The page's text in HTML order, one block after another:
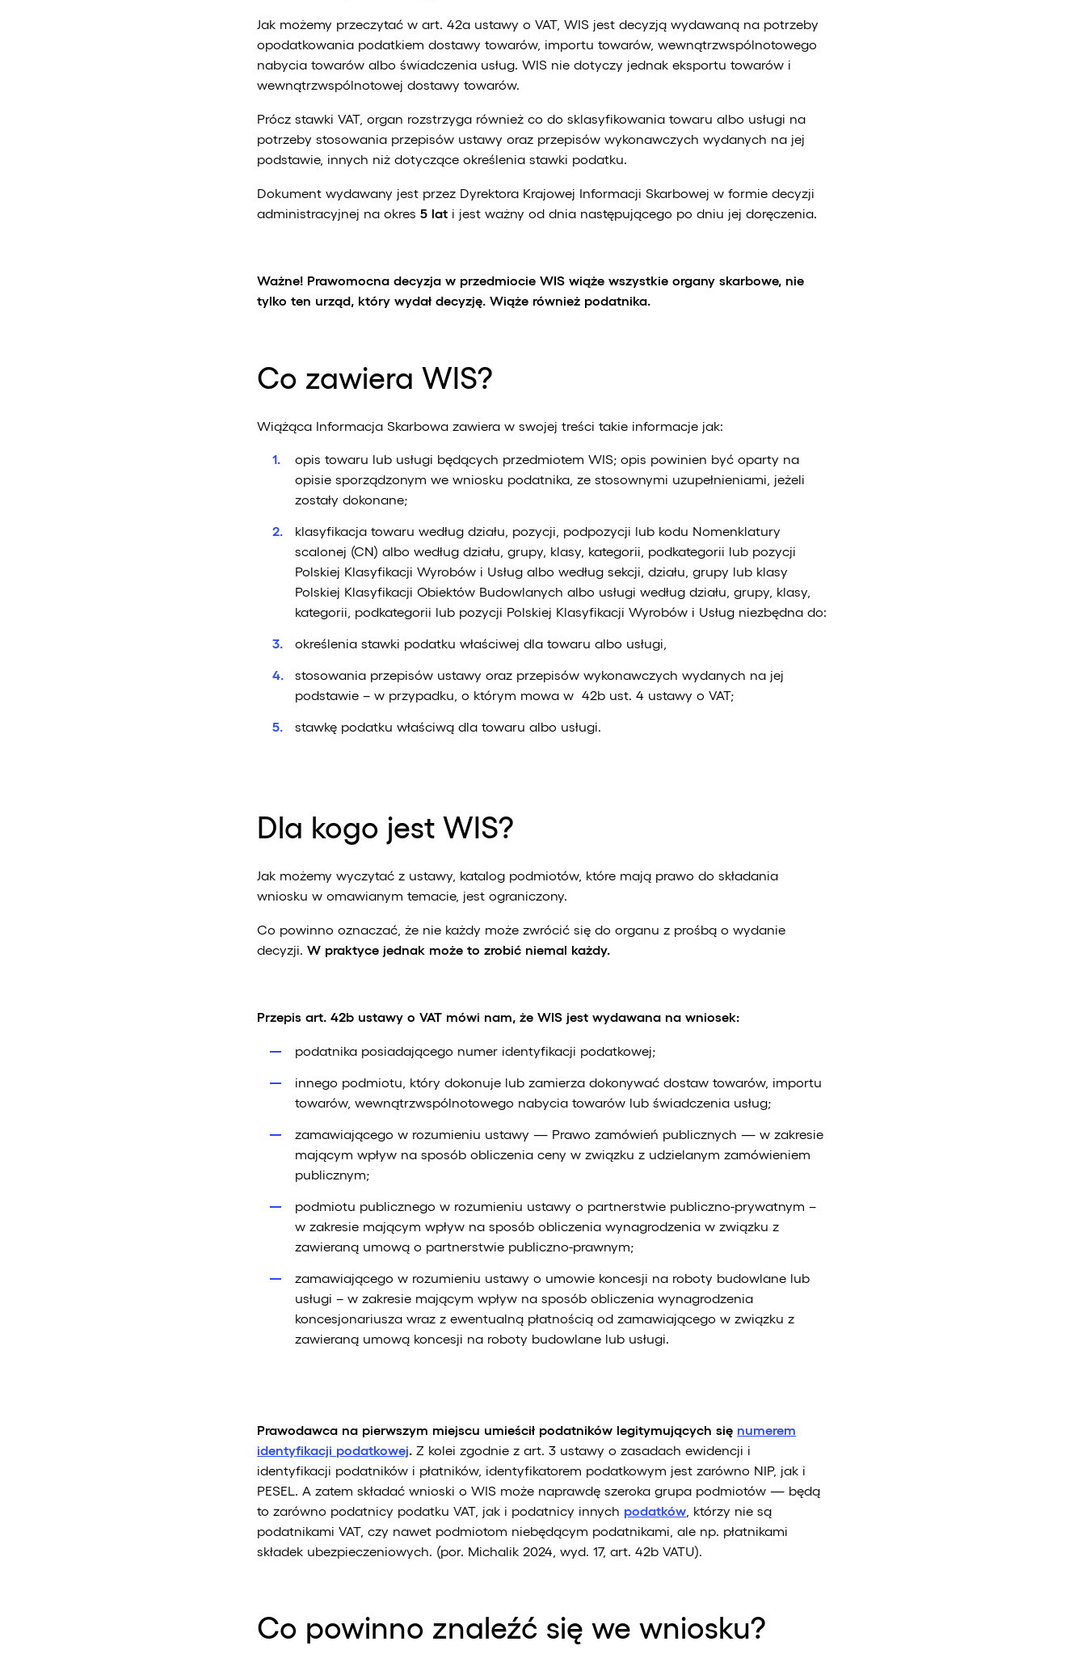
Jak możemy przeczytać w art. 42a ustawy o VAT, WIS jest decyzją wydawaną na potrzeby
opodatkowania podatkiem dostawy towarów, importu towarów, wewnątrzwspólnotowego
nabycia towarów albo świadczenia usług. WIS nie dotyczy jednak eksportu towarów i
wewnątrzwspólnotowej dostawy towarów.
Prócz stawki VAT, organ rozstrzyga również co do sklasyfikowania towaru albo usługi na
potrzeby stosowania przepisów ustawy oraz przepisów wykonawczych wydanych na jej
podstawie, innych niż dotyczące określenia stawki podatku.
Dokument wydawany jest przez Dyrektora Krajowej Informacji Skarbowej w formie decyzji
administracyjnej na okres5 lat i jest ważny od dnia następującego po dniu jej doręczenia.
Ważne! Prawomocna decyzja w przedmiocie WIS wiąże wszystkie organy skarbowe, nie
tylko ten urząd, który wydał decyzję. Wiąże również podatnika.
Co zawiera WIS?
Wiążąca Informacja Skarbowa zawiera w swojej treści takie informacje jak:
opis towaru lub usługi będących przedmiotem WIS; opis powinien być oparty na
opisie sporządzonym we wniosku podatnika, ze stosownymi uzupełnieniami, jeżeli
zostały dokonane;
klasyfikacja towaru według działu, pozycji, podpozycji lub kodu Nomenklatury
scalonej (CN) albo według działu, grupy, klasy, kategorii, podkategorii lub pozycji
Polskiej Klasyfikacji Wyrobów i Usług albo według sekcji, działu, grupy lub klasy
Polskiej Klasyfikacji Obiektów Budowlanych albo usługi według działu, grupy, klasy,
kategorii, podkategorii lub pozycji Polskiej Klasyfikacji Wyrobów i Usług niezbędna do:
określenia stawki podatku właściwej dla towaru albo usługi,
stosowania przepisów ustawy oraz przepisów wykonawczych wydanych na jej
podstawie – w przypadku, o którym mowa w 42b ust. 4 ustawy o VAT;
stawkę podatku właściwą dla towaru albo usługi.
Dla kogo jest WIS?
Jak możemy wyczytać z ustawy, katalog podmiotów, które mają prawo do składania
wniosku w omawianym temacie, jest ograniczony.
Co powinno oznaczać, że nie każdy może zwrócić się do organu z prośbą o wydanie
decyzji.W praktyce jednak może to zrobić niemal każdy.
Przepis art. 42b ustawy o VAT mówi nam, że WIS jest wydawana na wniosek:
podatnika posiadającego numer identyfikacji podatkowej;
innego podmiotu, który dokonuje lub zamierza dokonywać dostaw towarów, importu
towarów, wewnątrzwspólnotowego nabycia towarów lub świadczenia usług;
zamawiającego w rozumieniu ustawy — Prawo zamówień publicznych — w zakresie
mającym wpływ na sposób obliczenia ceny w związku z udzielanym zamówieniem
publicznym;
podmiotu publicznego w rozumieniu ustawy o partnerstwie publiczno-prywatnym –
w zakresie mającym wpływ na sposób obliczenia wynagrodzenia w związku z
zawieraną umową o partnerstwie publiczno-prawnym;
zamawiającego w rozumieniu ustawy o umowie koncesji na roboty budowlane lub
usługi – w zakresie mającym wpływ na sposób obliczenia wynagrodzenia
koncesjonariusza wraz z ewentualną płatnością od zamawiającego w związku z
zawieraną umową koncesji na roboty budowlane lub usługi.
Prawodawca na pierwszym miejscu umieścił podatników legitymujących się numerem
identyfikacji podatkowej Z kolei zgodnie z art. 3 ustawy o zasadach ewidencji i
identyfikacji podatników i płatników, identyfikatorem podatkowym jest zarówno NIP, jak i
PESEL. A zatem składać wnioski o WIS może naprawdę szeroka grupa podmiotów — będą
to zarówno podatnicy podatku VAT, jak i podatnicy innych podatków , którzy nie są
podatnikami VAT, czy nawet podmiotom niebędącym podatnikami, ale np. płatnikami
składek ubezpieczeniowych. (por. Michalik 2024, wyd. 17, art. 42b VATU).
Co powinno znaleźć się we wniosku?